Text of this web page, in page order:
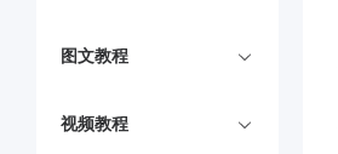
图文教程
视频教程